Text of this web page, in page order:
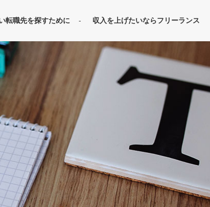
転職先を探すために 収入を上げたいならフリーランス